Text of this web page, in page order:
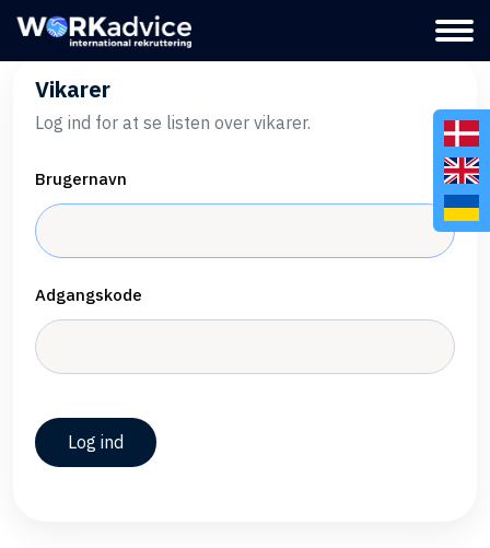
Vikarer
Log ind for at se listen over vikarer.
Brugernavn
Adgangskode
Log ind